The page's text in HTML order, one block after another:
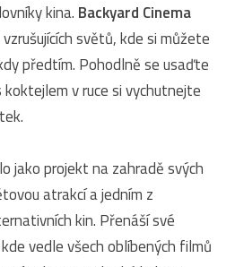
kina. Backyard Cinema
světů, kde si můžete
předtím. Pohodlně se usaďte
v ruce si vychutnejte
jako projekt na zahradě svých
atrakcí a jedním z
kin. Přenáší své
vedle všech oblíbených filmů